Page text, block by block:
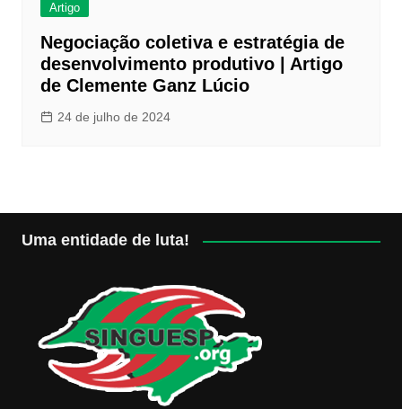
Artigo
Negociação coletiva e estratégia de
desenvolvimento produtivo | Artigo
de Clemente Ganz Lúcio
24 de julho de 2024
Uma entidade de luta!